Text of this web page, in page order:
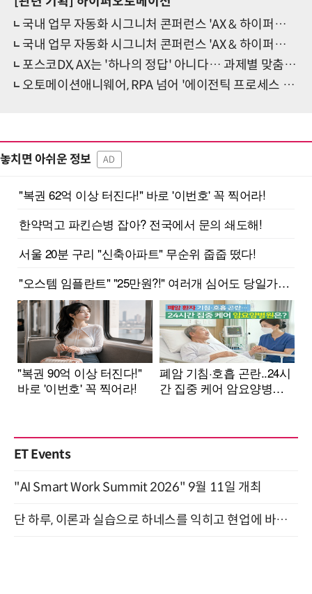
국내 업무 자동화 시그니처 콘퍼런스 'AX & 하이퍼오토메이션 코리아 2026-Spring' 성료(하)
국내 업무 자동화 시그니처 콘퍼런스 'AX & 하이퍼오토메이션 코리아 2026-Spring' 성료(상)
포스코DX, AX는 '하나의 정답' 아니다… 과제별 맞춤형 AI 적용 체계 제안
오토메이션애니웨어, RPA 넘어 '에이전틱 프로세스 자동화' 방향 제시
놓치면 아쉬운 정보 AD
ET Events
"AI Smart Work Summit 2026" 9월 11일 개최
단 하루, 이론과 실습으로 하네스를 익히고 현업에 바로 쓰는 핸즈온 워크숍 (8/20)